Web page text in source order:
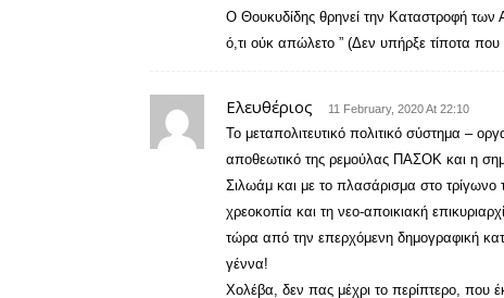
Ο Θουκυδίδης θρηνεί την Καταστροφή των
ό,τι ούκ απώλετο ” (Δεν υπήρξε τίποτα
Ελευθέριος 11 February, 2020 At 22:10
Το μεταπολιτευτικό πολιτικό σύστημα –
αποθεωτικό της ρεμούλας ΠΑΣΟΚ και η
Σιλωάμ και με το πλασάρισμα στο
χρεοκοπία και τη νεο-αποικιακή
τώρα από την επερχόμενη δημογραφική
γέννα!
Χολέβα, δεν πας μέχρι το περίπτερο, που